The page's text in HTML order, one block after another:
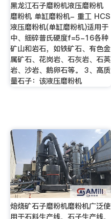
黑龙江石子磨粉机液压磨粉机
磨粉机 单缸磨粉机- 重工 HCS
液压磨粉机(单缸磨粉机)适用于
中、细碎普氏硬度f=5-16各种
矿山和岩石，如铁矿石、有色金
属矿石、花岗岩、石灰岩、石英
岩、沙岩、鹅卵石等。 3、高质
量石子：该液压磨粉机
焙烧矿石子磨粉机磨粉机广泛使
用于石料生产线、石子生产线、